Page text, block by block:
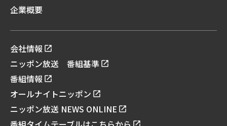
企業概要
会社情報
ニッポン放送 番組基準
番組情報
オールナイトニッポン
ニッポン放送 NEWS ONLINE